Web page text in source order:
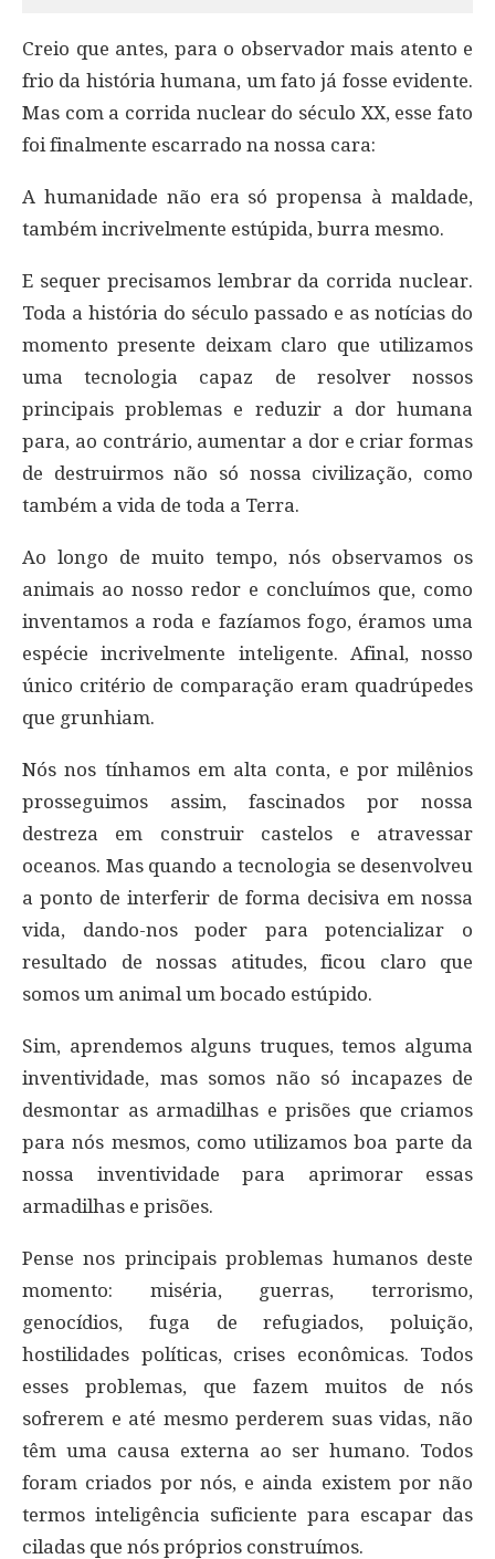
Creio que antes, para o observador mais atento e
frio da história humana, um fato já fosse evidente.
Mas com a corrida nuclear do século XX, esse fato
foi finalmente escarrado na nossa cara:
A humanidade não era só propensa à maldade,
também incrivelmente estúpida, burra mesmo.
E sequer precisamos lembrar da corrida nuclear.
Toda a história do século passado e as notícias do
momento presente deixam claro que utilizamos
uma tecnologia capaz de resolver nossos
principais problemas e reduzir a dor humana
para, ao contrário, aumentar a dor e criar formas
de destruirmos não só nossa civilização, como
também a vida de toda a Terra.
Ao longo de muito tempo, nós observamos os
animais ao nosso redor e concluímos que, como
inventamos a roda e fazíamos fogo, éramos uma
espécie incrivelmente inteligente. Afinal, nosso
único critério de comparação eram quadrúpedes
que grunhiam.
Nós nos tínhamos em alta conta, e por milênios
prosseguimos assim, fascinados por nossa
destreza em construir castelos e atravessar
oceanos. Mas quando a tecnologia se desenvolveu
a ponto de interferir de forma decisiva em nossa
vida, dando-nos poder para potencializar o
resultado de nossas atitudes, ficou claro que
somos um animal um bocado estúpido.
Sim, aprendemos alguns truques, temos alguma
inventividade, mas somos não só incapazes de
desmontar as armadilhas e prisões que criamos
para nós mesmos, como utilizamos boa parte da
nossa inventividade para aprimorar essas
armadilhas e prisões.
Pense nos principais problemas humanos deste
momento: miséria, guerras, terrorismo,
genocídios, fuga de refugiados, poluição,
hostilidades políticas, crises econômicas. Todos
esses problemas, que fazem muitos de nós
sofrerem e até mesmo perderem suas vidas, não
têm uma causa externa ao ser humano. Todos
foram criados por nós, e ainda existem por não
termos inteligência suficiente para escapar das
ciladas que nós próprios construímos.